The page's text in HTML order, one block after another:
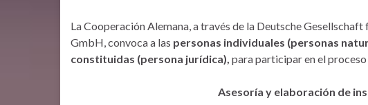
La Cooperación Alemana, a través de la Deutsche
GmbH, convoca a las personas individuales (personas
constituidas (persona jurídica), para participar en el
Asesoría y elaboración de